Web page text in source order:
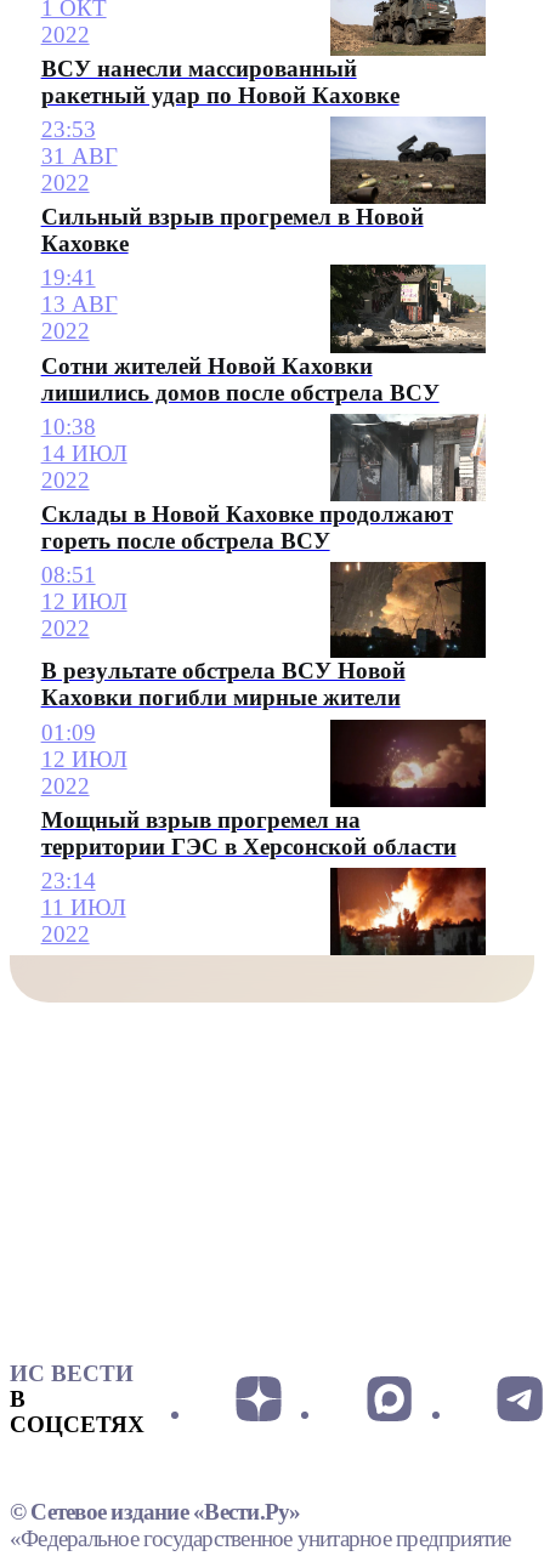
1 ОКТ
2022
ВСУ нанесли массированный
ракетный удар по Новой Каховке
23:53
31 АВГ
2022
Сильный взрыв прогремел в Новой
Каховке
19:41
13 АВГ
2022
Сотни жителей Новой Каховки
лишились домов после обстрела ВСУ
10:38
14 ИЮЛ
2022
Склады в Новой Каховке продолжают
гореть после обстрела ВСУ
08:51
12 ИЮЛ
2022
В результате обстрела ВСУ Новой
Каховки погибли мирные жители
01:09
12 ИЮЛ
2022
Мощный взрыв прогремел на
территории ГЭС в Херсонской области
23:14
11 ИЮЛ
2022
ИС ВЕСТИ
В
СОЦСЕТЯХ
© Сетевое издание «Вести.Ру»
«Федеральное государственное унитарное предприятие